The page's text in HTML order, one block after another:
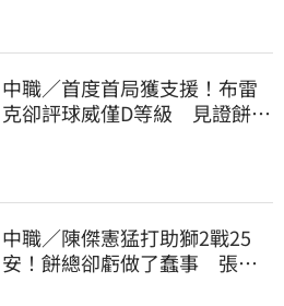
中職／首度首局獲支援！布雷
克卻評球威僅D等級 見證餅總
中職／陳傑憲猛打助獅2戰25
安！餅總卻虧做了蠢事 張翔